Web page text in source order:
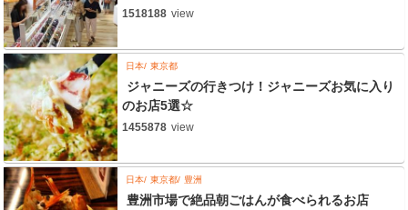
1518188 view
日本 東京都
ジャニーズの行きつけ！ジャニーズお気に入り
のお店5選☆
1455878 view
日本 東京都 豊洲
豊洲市場で絶品朝ごはんが食べられるお店